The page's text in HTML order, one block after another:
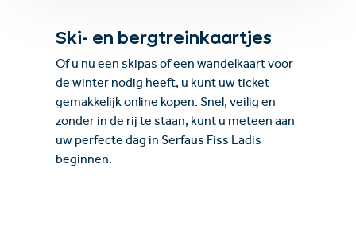
Ski- en bergtreinkaartjes
Of u nu een skipas of een wandelkaart voor
de winter nodig heeft, u kunt uw ticket
gemakkelijk online kopen. Snel, veilig en
zonder in de rij te staan, kunt u meteen aan
uw perfecte dag in Serfaus Fiss Ladis
beginnen.